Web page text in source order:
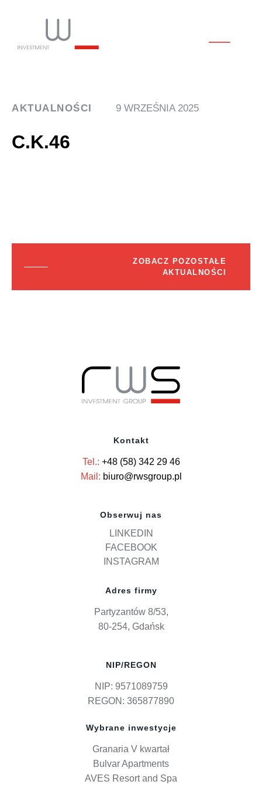
AKTUALNOŚCI 9 WRZEŚNIA 2025
C.K.46
ZOBACZ POZOSTAŁE
AKTUALNOŚCI
Kontakt
Tel.: +48 (58) 342 29 46
Mail: biuro@rwsgroup.pl
Obserwuj nas
LINKEDIN
FACEBOOK
INSTAGRAM
Adres firmy
Partyzantów 8/53,
80-254, Gdańsk
NIP/REGON
NIP: 9571089759
REGON: 365877890
Wybrane inwestycje
Granaria V kwartał
Bulvar Apartments
AVES Resort and Spa